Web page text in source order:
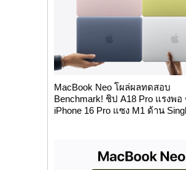
MacBook Neo โผล่ผลทดสอบ
Benchmark! ชิป A18 Pro แรงพอ
iPhone 16 Pro แซง M1 ด้าน